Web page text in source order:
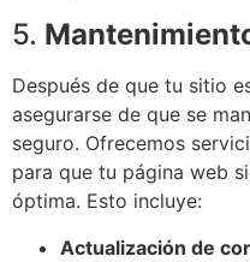
5.
Después de que tu sitio
asegurarse de que se
seguro. Ofrecemos
para que tu página web
óptima. Esto incluye:
Actualización de